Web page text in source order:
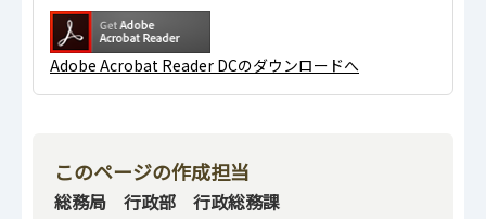
Adobe Acrobat Reader DCのダウンロードへ
このページの作成担当
総務局 行政部 行政総務課